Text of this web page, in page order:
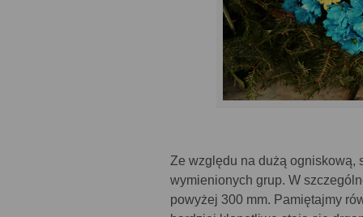
Ze względu na dużą ogniskową,
wymienionych grup. W
powyżej 300 mm. Pamiętajmy